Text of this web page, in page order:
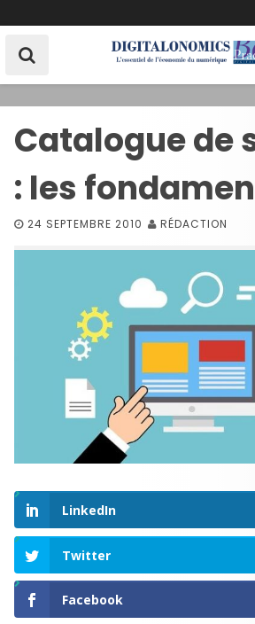
k
Catalogue de
: les
24 SEPTEMBRE 2010 RÉDACTION
LinkedIn
Twitter
Facebook